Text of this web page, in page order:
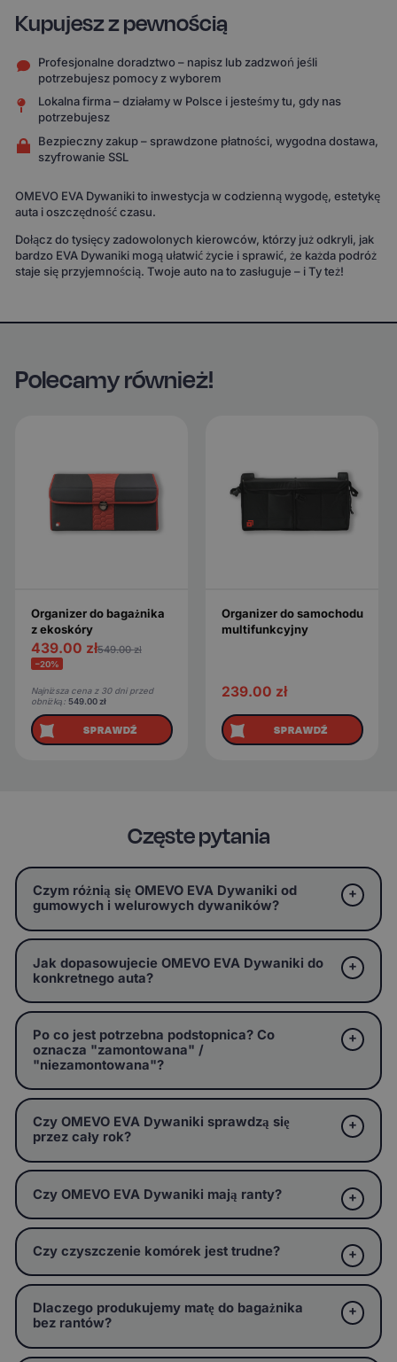
Kupujesz z pewnością
Profesjonalne doradztwo – napisz lub zadzwoń jeśli
potrzebujesz pomocy z wyborem
Lokalna firma – działamy w Polsce i jesteśmy tu, gdy nas
potrzebujesz
Bezpieczny zakup – sprawdzone płatności, wygodna dostawa,
szyfrowanie SSL
OMEVO EVA Dywaniki to inwestycja w codzienną wygodę, estetykę
auta i oszczędność czasu.
Dołącz do tysięcy zadowolonych kierowców, którzy już odkryli, jak
bardzo EVA Dywaniki mogą ułatwić życie i sprawić, że każda podróż
staje się przyjemnością. Twoje auto na to zasługuje – i Ty też!
Polecamy również!
Organizer do bagażnika
z ekoskóry
439.00 zł549.00zł
−20%
Najniższa cena z 30 dni przed
obniżką: 549.00zł
SPRAWDŹ
Organizer do samochodu
multifunkcyjny
239.00 zł
SPRAWDŹ
Częste pytania
Czym różnią się OMEVO EVA Dywaniki od
gumowych i welurowych dywaników?
Jak dopasowujecie OMEVO EVA Dywaniki do
konkretnego auta?
Po co jest potrzebna podstopnica? Co
oznacza "zamontowana" /
"niezamontowana"?
Czy OMEVO EVA Dywaniki sprawdzą się
przez cały rok?
Czy OMEVO EVA Dywaniki mają ranty?
Czy czyszczenie komórek jest trudne?
Dlaczego produkujemy matę do bagażnika
bez rantów?